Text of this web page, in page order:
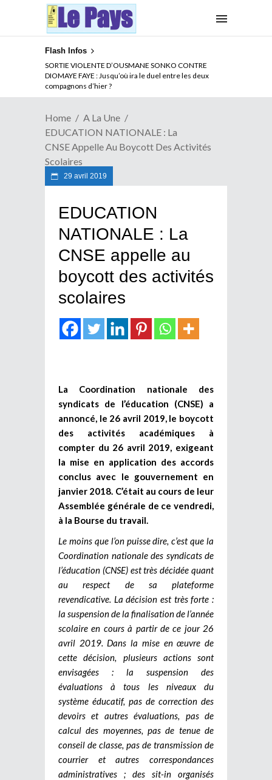
Flash Infos
SORTIE VIOLENTE D’OUSMANE SONKO CONTRE
DIOMAYE FAYE : Jusqu’où ira le duel entre les deux
compagnons d’hier ?
Home
A La Une
EDUCATION NATIONALE : La
CNSE Appelle Au Boycott Des Activités
Scolaires
29 avril 2019
EDUCATION
NATIONALE : La
CNSE appelle au
boycott des activités
scolaires
La Coordination nationale des
syndicats de l’éducation (CNSE) a
annoncé, le 26 avril 2019, le boycott
des activités académiques à
compter du 26 avril 2019, exigeant
la mise en application des accords
conclus avec le gouvernement en
janvier 2018. C’était au cours de leur
Assemblée générale de ce vendredi,
à la Bourse du travail.
Le moins que l’on puisse dire, c’est que la
Coordination nationale des syndicats de
l’éducation (CNSE) est très décidée quant
au respect de sa plateforme
revendicative. La décision est très forte :
la suspension de la finalisation de l’année
scolaire en cours à partir de ce jour 26
avril 2019. Dans la mise en œuvre de
cette décision, plusieurs actions sont
envisagées : la suspension des
évaluations à tous les niveaux du
système éducatif, pas de correction des
devoirs et autres évaluations, pas de
calcul des moyennes, pas de tenue de
conseil de classe, pas de transmission de
courrier et autres correspondances
administratives ; des sit-in organisés